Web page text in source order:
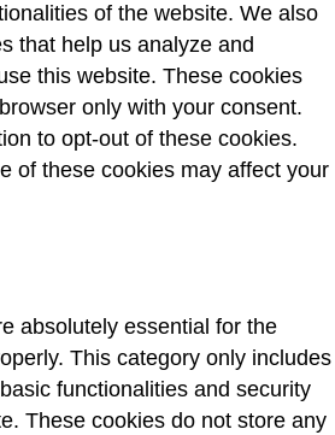
of the website. We also
that help us analyze and
this website. These cookies
only with your consent.
to opt-out of these cookies.
of these cookies may affect your
absolutely essential for the
This category only includes
functionalities and security
These cookies do not store any